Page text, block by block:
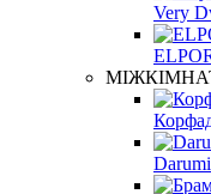
Very
Darumi